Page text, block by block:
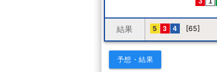
結果 [65]
予想・結果